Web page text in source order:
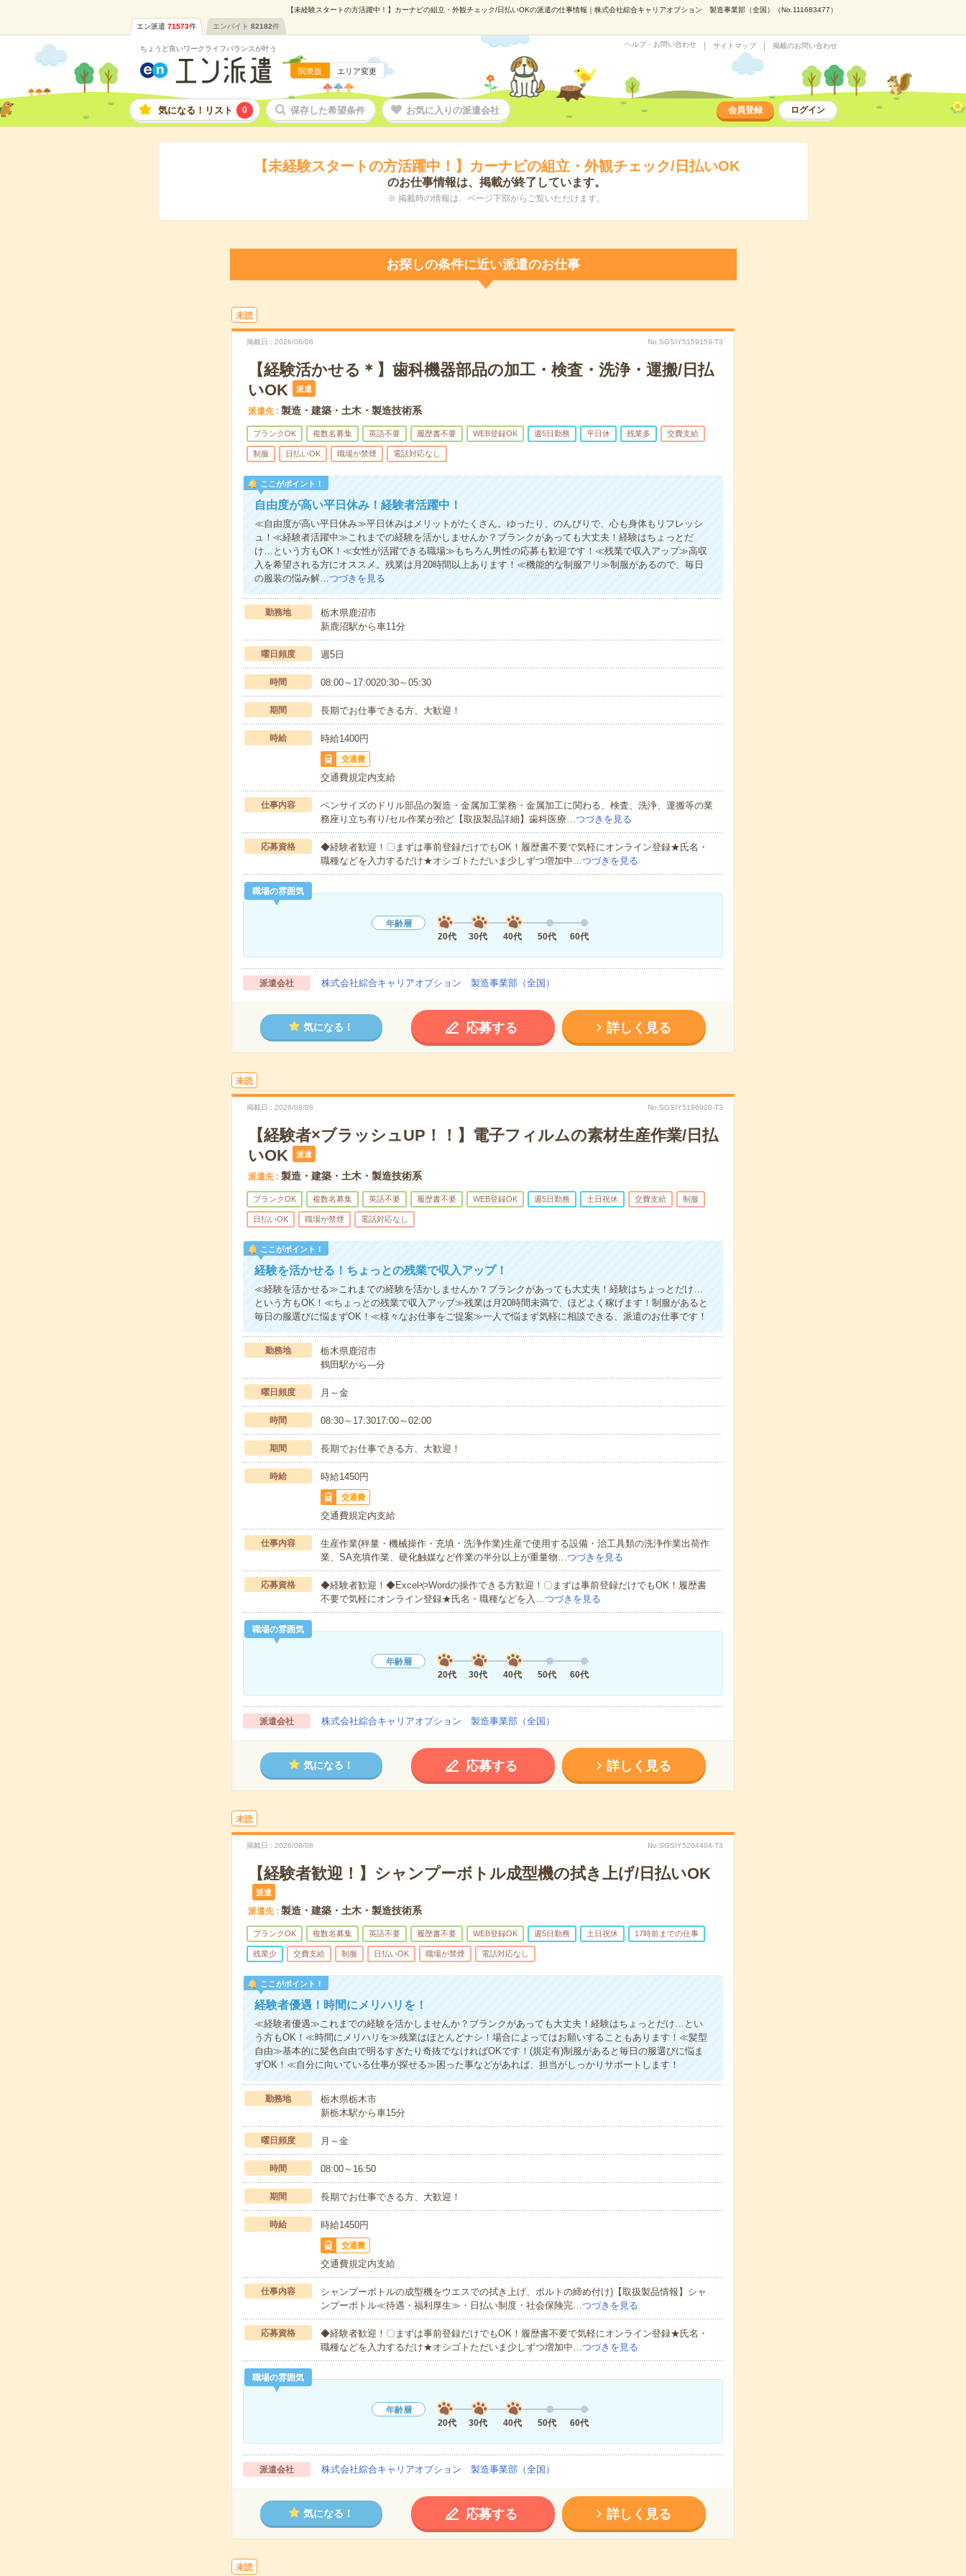
【未経験スタートの方活躍中！】カーナビの組立・外観チェック/日払いOKの派遣の仕事情報｜株式会社綜合キャリアオプション 製造事業部（全国）（No.111683477）
エン派遣 71573件 エンバイト 82182件
ちょうど良いワークライフバランスが叶う
関東版 エリア変更
ヘルプ・お問い合わせ サイトマップ 掲載のお問い合わせ
気になる！リスト 0 保存した希望条件 お気に入りの派遣会社 会員登録 ログイン
【未経験スタートの方活躍中！】カーナビの組立・外観チェック/日払いOK
のお仕事情報は、掲載が終了しています。
※ 掲載時の情報は、ページ下部からご覧いただけます。
お探しの条件に近い派遣のお仕事
未読
掲載日 2026/08/08 No.SGSIY5159159-T3
【経験活かせる＊】歯科機器部品の加工・検査・洗浄・運搬/日払
いOK
派遣
派遣先 製造・建築・土木・製造技術系
ブランクOK 複数名募集 英語不要 履歴書不要 WEB登録OK 週5日勤務 平日休 残業多 交費支給
制服 日払いOK 職場が禁煙 電話対応なし
ここがポイント！
自由度が高い平日休み！経験者活躍中！
≪自由度が高い平日休み≫平日休みはメリットがたくさん。ゆったり、のんびりで、心も身体もリフレッシ
ュ！≪経験者活躍中≫これまでの経験を活かしませんか？ブランクがあっても大丈夫！経験はちょっとだ
け…という方もOK！≪女性が活躍できる職場≫もちろん男性の応募も歓迎です！≪残業で収入アップ≫高収
入を希望される方にオススメ。残業は月20時間以上あります！≪機能的な制服アリ≫制服があるので、毎日
の服装の悩み解…つづきを見る
勤務地
栃木県鹿沼市
新鹿沼駅から車11分
曜日頻度 週5日
時間 08:00～17:0020:30～05:30
期間 長期でお仕事できる方、大歓迎！
時給 時給1400円
交通費
交通費規定内支給
仕事内容
ペンサイズのドリル部品の製造・金属加工業務・金属加工に関わる、検査、洗浄、運搬等の業
務座り立ち有り/セル作業が殆ど【取扱製品詳細】歯科医療…つづきを見る
応募資格
◆経験者歓迎！〇まずは事前登録だけでもOK！履歴書不要で気軽にオンライン登録★氏名・
職種などを入力するだけ★オシゴトただいま少しずつ増加中…つづきを見る
職場の雰囲気
年齢層
20代
30代 40代 50代 60代
派遣会社 株式会社綜合キャリアオプション 製造事業部（全国）
気になる！ 応募する 詳しく見る
未読
掲載日 2026/08/08 No.SGSIY5196920-T3
【経験者×ブラッシュUP！！】電子フィルムの素材生産作業/日払
いOK
派遣
派遣先 製造・建築・土木・製造技術系
ブランクOK 複数名募集 英語不要 履歴書不要 WEB登録OK 週5日勤務 土日祝休 交費支給 制服
日払いOK 職場が禁煙 電話対応なし
ここがポイント！
経験を活かせる！ちょっとの残業で収入アップ！
≪経験を活かせる≫これまでの経験を活かしませんか？ブランクがあっても大丈夫！経験はちょっとだけ…
という方もOK！≪ちょっとの残業で収入アップ≫残業は月20時間未満で、ほどよく稼げます！制服があると
毎日の服選びに悩まずOK！≪様々なお仕事をご提案≫一人で悩まず気軽に相談できる、派遣のお仕事です！
勤務地
栃木県鹿沼市
鶴田駅から---分
曜日頻度 月～金
時間 08:30～17:3017:00～02:00
期間 長期でお仕事できる方、大歓迎！
時給 時給1450円
交通費
交通費規定内支給
仕事内容
生産作業(秤量・機械操作・充填・洗浄作業)生産で使用する設備・治工具類の洗浄作業出荷作
業、SA充填作業、硬化触媒など作業の半分以上が重量物…つづきを見る
応募資格
◆経験者歓迎！◆ExcelやWordの操作できる方歓迎！〇まずは事前登録だけでもOK！履歴書
不要で気軽にオンライン登録★氏名・職種などを入…つづきを見る
職場の雰囲気
年齢層
20代
30代 40代 50代 60代
派遣会社 株式会社綜合キャリアオプション 製造事業部（全国）
気になる！ 応募する 詳しく見る
未読
掲載日 2026/08/08 No.SGSIY5204404-T3
【経験者歓迎！】シャンプーボトル成型機の拭き上げ/日払いOK
派遣
派遣先 製造・建築・土木・製造技術系
ブランクOK 複数名募集 英語不要 履歴書不要 WEB登録OK 週5日勤務 土日祝休 17時前までの仕事
残業少 交費支給 制服 日払いOK 職場が禁煙 電話対応なし
ここがポイント！
経験者優遇！時間にメリハリを！
≪経験者優遇≫これまでの経験を活かしませんか？ブランクがあっても大丈夫！経験はちょっとだけ…とい
う方もOK！≪時間にメリハリを≫残業はほとんどナシ！場合によってはお願いすることもあります！≪髪型
自由≫基本的に髪色自由で明るすぎたり奇抜でなければOKです！(規定有)制服があると毎日の服選びに悩ま
ずOK！≪自分に向いている仕事が探せる≫困った事などがあれば、担当がしっかりサポートします！
勤務地
栃木県栃木市
新栃木駅から車15分
曜日頻度 月～金
時間 08:00～16:50
期間 長期でお仕事できる方、大歓迎！
時給 時給1450円
交通費
交通費規定内支給
仕事内容
シャンプーボトルの成型機をウエスでの拭き上げ、ボルトの締め付け)【取扱製品情報】シャ
ンプーボトル≪待遇・福利厚生≫・日払い制度・社会保険完…つづきを見る
応募資格
◆経験者歓迎！〇まずは事前登録だけでもOK！履歴書不要で気軽にオンライン登録★氏名・
職種などを入力するだけ★オシゴトただいま少しずつ増加中…つづきを見る
職場の雰囲気
年齢層
20代
30代 40代 50代 60代
派遣会社 株式会社綜合キャリアオプション 製造事業部（全国）
気になる！ 応募する 詳しく見る
未読